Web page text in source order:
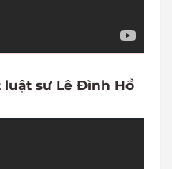
sư Lê Đình Hồ